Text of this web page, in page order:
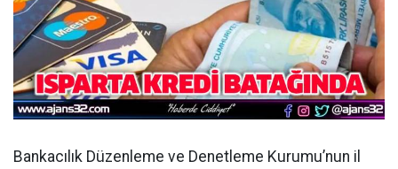
Bankacılık Düzenleme ve Denetleme Kurumu’nun il